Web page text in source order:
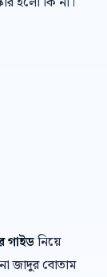
গাইডনিয়ে
জাদুর বোতাম